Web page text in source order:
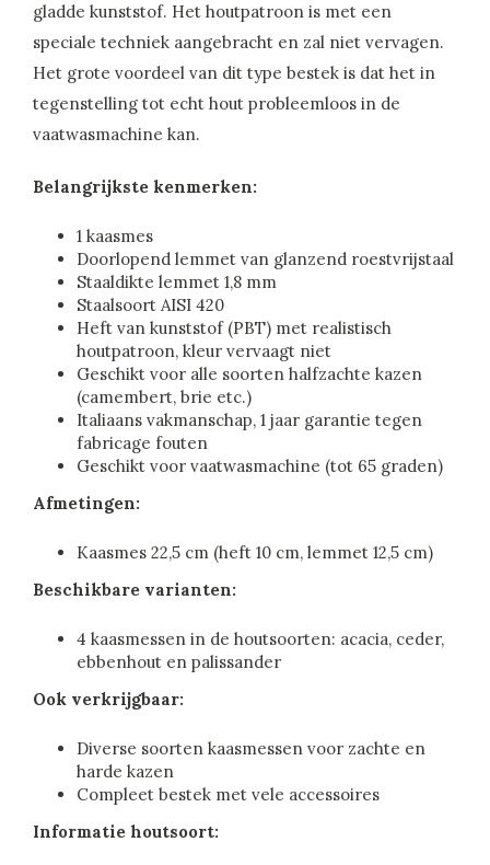
gladde kunststof. Het houtpatroon is met een
speciale techniek aangebracht en zal niet vervagen.
Het grote voordeel van dit type bestek is dat het in
tegenstelling tot echt hout probleemloos in de
vaatwasmachine kan.
Belangrijkste kenmerken:
1 kaasmes
Doorlopend lemmet van glanzend roestvrijstaal
Staaldikte lemmet 1,8 mm
Staalsoort AISI 420
Heft van kunststof (PBT) met realistisch
houtpatroon, kleur vervaagt niet
Geschikt voor alle soorten halfzachte kazen
(camembert, brie etc.)
Italiaans vakmanschap, 1 jaar garantie tegen
fabricage fouten
Geschikt voor vaatwasmachine (tot 65 graden)
Afmetingen:
Kaasmes 22,5 cm (heft 10 cm, lemmet 12,5 cm)
Beschikbare varianten:
4 kaasmessen in de houtsoorten: acacia, ceder,
ebbenhout en palissander
Ook verkrijgbaar:
Diverse soorten kaasmessen voor zachte en
harde kazen
Compleet bestek met vele accessoires
Informatie houtsoort: